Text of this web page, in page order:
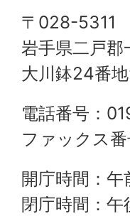
〒028-5311
岩手県二戸郡
大川鉢24番
電話番号：
ファックス
開庁時間：
閉庁時間：午